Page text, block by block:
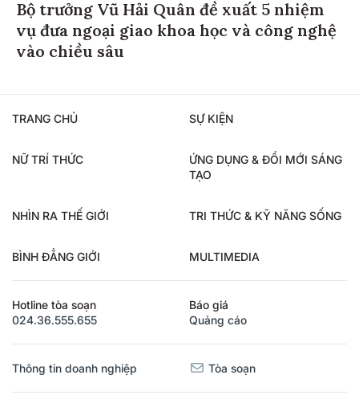
Bộ trưởng Vũ Hải Quân đề xuất 5 nhiệm
vụ đưa ngoại giao khoa học và công nghệ
vào chiều sâu
TRANG CHỦ SỰ KIỆN
NỮ TRÍ THỨC
ỨNG DỤNG & ĐỔI MỚI SÁNG
TẠO
NHÌN RA THẾ GIỚI TRI THỨC & KỸ NĂNG SỐNG
BÌNH ĐẲNG GIỚI MULTIMEDIA
Hotline tòa soạn
024.36.555.655
Báo giá
Quảng cáo
Thông tin doanh nghiệp Tòa soạn